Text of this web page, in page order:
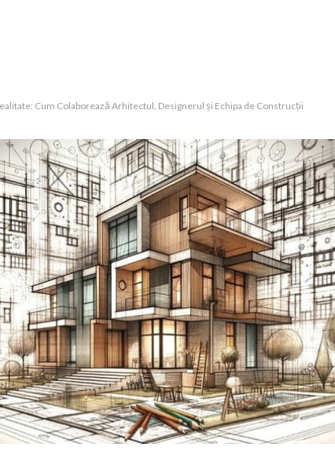
Cum Colaborează Arhitectul, Designerul și Echipa de Construcții